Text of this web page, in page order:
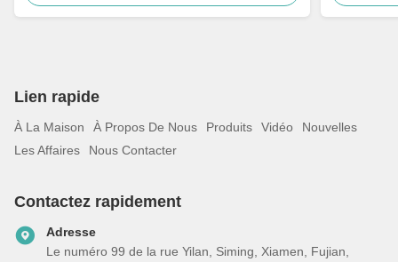
Lien rapide
À La Maison À Propos De Nous Produits Vidéo
Nouvelles
Les Affaires
Nous Contacter
Contactez rapidement
Adresse
Le numéro 99 de la rue Yilan, Siming, Xiamen, Fujian,